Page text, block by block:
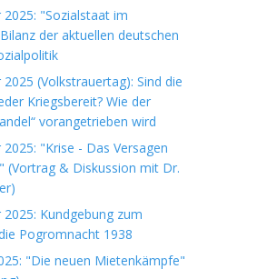
"Sozialstaat im
der aktuellen deutschen
(Volkstrauertag): Sind die
Kriegsbereit? Wie der
vorangetrieben wird
"Krise - Das Versagen
(Vortrag & Diskussion mit Dr.
Kundgebung zum
Pogromnacht 1938
"Die neuen Mietenkämpfe"